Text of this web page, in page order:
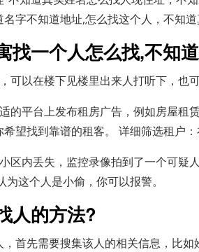
字不知道地址,怎么找这个人，不知
找一个人怎么找,不知
可以在楼下见楼里出来人打听下，也
的平台上发布租房广告，例如房屋租
望找到靠谱的租客。 详细筛选租户
区内丢失，监控录像拍到了一个可疑
这个人是小偷，你可以报警。
人的方法?
首先需要搜集该人的相关信息，比